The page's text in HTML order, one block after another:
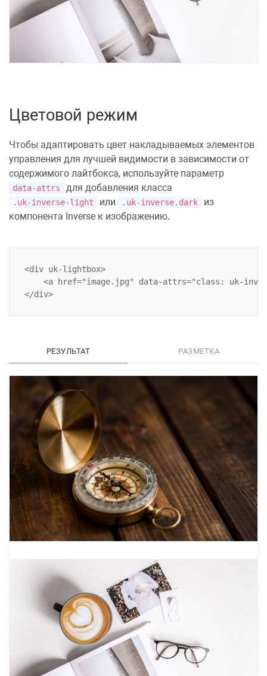
Цветовой режим
Чтобы адаптировать цвет накладываемых элементов
управления для лучшей видимости в зависимости от
содержимого лайтбокса, используйте параметр
data-attrs для добавления класса
.uk-inverse-light или .uk-inverse.dark
из
компонента Inverse к изображению.
<div uk-lightbox>
<a href="image.jpg" data-attrs="class: uk-
РЕЗУЛЬТАТ РАЗМЕТКА